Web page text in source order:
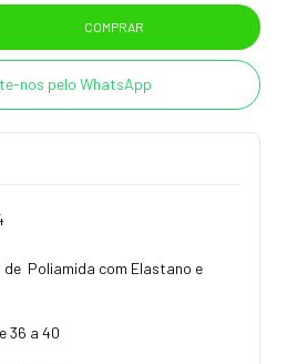
nos pelo WhatsApp
Poliamida com Elastano e
36 a 40